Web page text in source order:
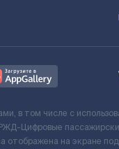
в том числе с
Цифровые
отображена на экране